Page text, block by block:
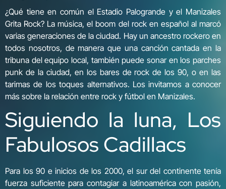
¿Qué tiene en común el Estadio Palogrande y el Manizales
Grita Rock? La música, el boom del rock en español al marcó
varias generaciones de la ciudad. Hay un ancestro rockero en
todos nosotros, de manera que una canción cantada en la
tribuna del equipo local, también puede sonar en los parches
punk de la ciudad, en los bares de rock de los 90, o en las
tarimas de los toques alternativos. Los invitamos a conocer
más sobre la relación entre rock y fútbol en Manizales.
Siguiendo la luna, Los
Fabulosos Cadillacs
Para los 90 e inicios de los 2000, el sur del continente tenía
fuerza suficiente para contagiar a latinoamérica con pasión,